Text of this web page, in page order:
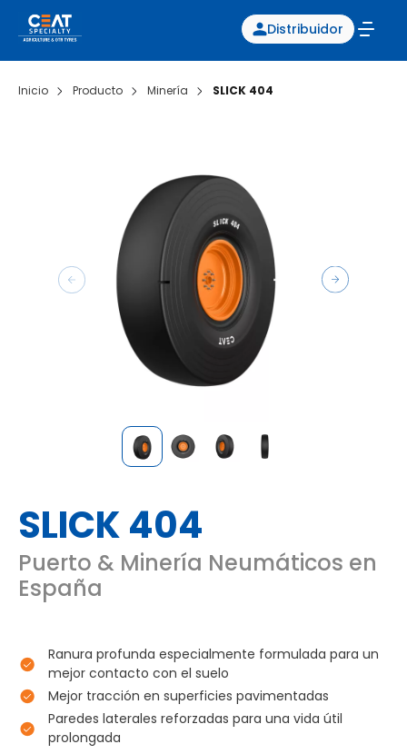
Distribuidor
Inicio Producto Minería SLICK 404
SLICK 404
Puerto & Minería Neumáticos en
España
Ranura profunda especialmente formulada para un
mejor contacto con el suelo
Mejor tracción en superficies pavimentadas
Paredes laterales reforzadas para una vida útil
prolongada